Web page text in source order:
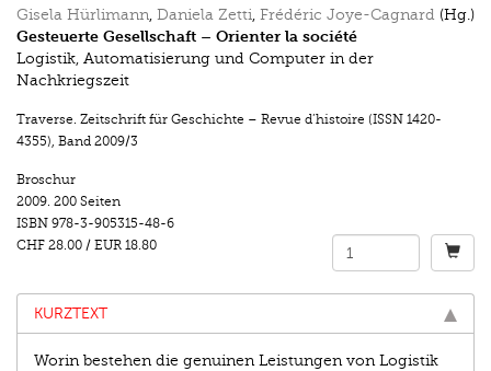
Gisela Hürlimann, Daniela Zetti, Frédéric Joye-Cagnard (Hg.)
Gesteuerte Gesellschaft – Orienter la société
Logistik, Automatisierung und Computer in der
Nachkriegszeit
Traverse. Zeitschrift für Geschichte – Revue d’histoire (ISSN 1420-
4355), Band 2009/3
Broschur
2009. 200 Seiten
ISBN 978-3-905315-48-6
CHF 28.00 / EUR 18.80
KURZTEXT
Worin bestehen die genuinen Leistungen von Logistik